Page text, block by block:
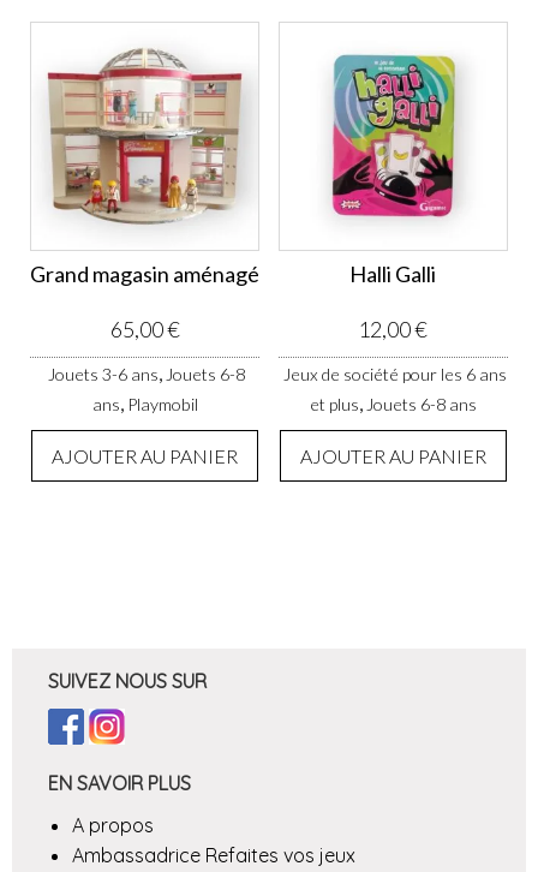
Grand magasin aménagé
65,00€
Jouets 3-6 ans, Jouets 6-8
ans, Playmobil
AJOUTER AU PANIER
Halli Galli
12,00€
Jeux de société pour les 6 ans
et plus, Jouets 6-8 ans
AJOUTER AU PANIER
SUIVEZ NOUS SUR
EN SAVOIR PLUS
A propos
Ambassadrice Refaites vos jeux